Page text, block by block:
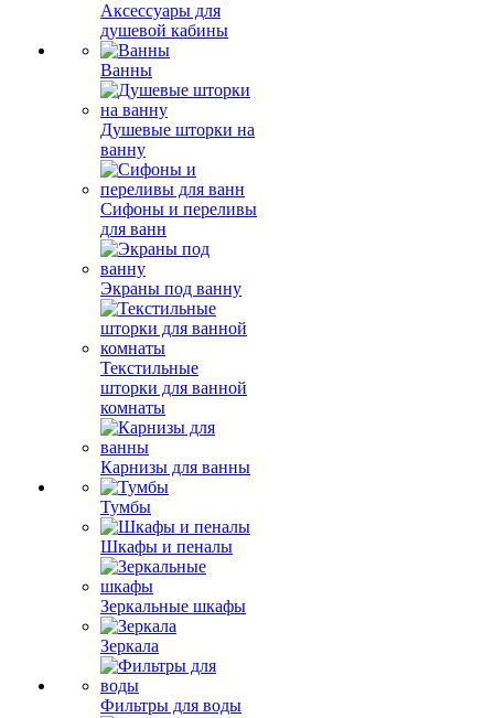
Аксессуары для
душевой кабины
Ванны
Душевые шторки на
ванну
Сифоны и переливы
для ванн
Экраны под ванну
Текстильные
шторки для ванной
комнаты
Карнизы для ванны
Тумбы
Шкафы и пеналы
Зеркальные шкафы
Зеркала
Фильтры для воды